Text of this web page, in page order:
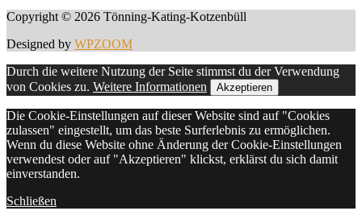
Copyright © 2026 Tönning-Kating-Kotzenbüll
Designed by WPZOOM
Durch die weitere Nutzung der Seite stimmst du der Verwendung
von Cookies zu. Weitere Informationen Akzeptieren
Die Cookie-Einstellungen auf dieser Website sind auf "Cookies
zulassen" eingestellt, um das beste Surferlebnis zu ermöglichen.
Wenn du diese Website ohne Änderung der Cookie-Einstellungen
verwendest oder auf "Akzeptieren" klickst, erklärst du sich damit
einverstanden.
Schließen